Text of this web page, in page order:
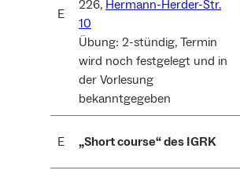
E
226, Hermann-Herder-Str.
10
Übung: 2-stündig, Termin
wird noch festgelegt und in
der Vorlesung
bekanntgegeben
E „Short course“ des IGRK